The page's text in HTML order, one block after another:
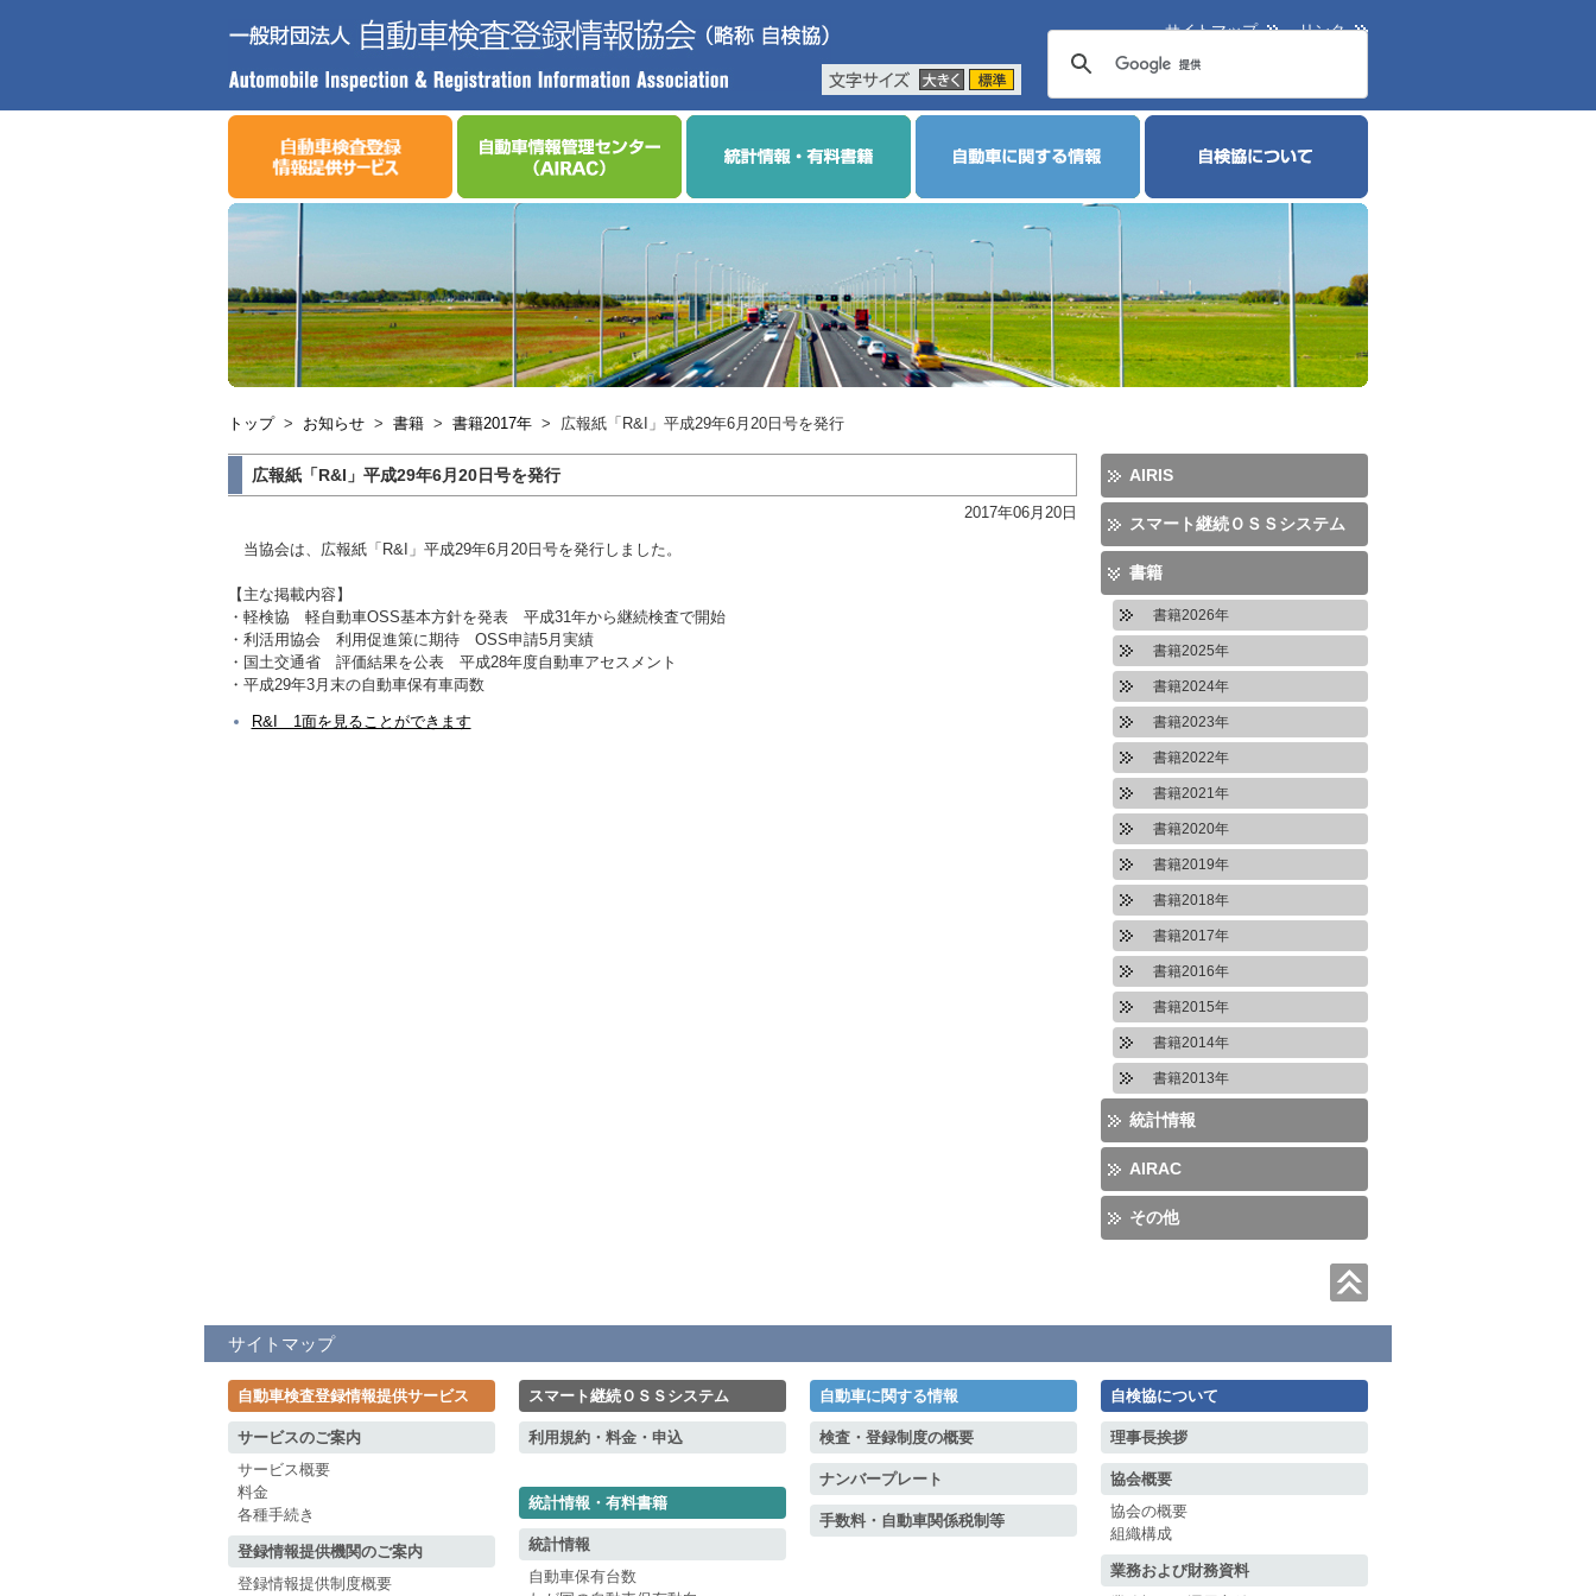
サイトマップ リンク
トップ > お知らせ > 書籍 > 書籍2017年 > 広報紙「R&I」平成29年6月20日号を発行
広報紙「R&I」平成29年6月20日号を発行
2017年06月20日
当協会は、広報紙「R&I」平成29年6月20日号を発行しました。
【主な掲載内容】
・軽検協 軽自動車OSS基本方針を発表 平成31年から継続検査で開始
・利活用協会 利用促進策に期待 OSS申請5月実績
・国土交通省 評価結果を公表 平成28年度自動車アセスメント
・平成29年3月末の自動車保有車両数
R&I 1面を見ることができます
AIRIS
スマート継続ＯＳＳシステム
書籍
書籍2026年
書籍2025年
書籍2024年
書籍2023年
書籍2022年
書籍2021年
書籍2020年
書籍2019年
書籍2018年
書籍2017年
書籍2016年
書籍2015年
書籍2014年
書籍2013年
統計情報
AIRAC
その他
サイトマップ
自動車検査登録情報提供サービス
サービスのご案内
サービス概要
料金
各種手続き
登録情報提供機関のご案内
登録情報提供制度概要
スマート継続ＯＳＳシステム
利用規約・料金・申込
統計情報・有料書籍
統計情報
自動車保有台数
自動車に関する情報
検査・登録制度の概要
ナンバープレート
手数料・自動車関係税制等
自検協について
理事長挨拶
協会概要
協会の概要
組織構成
業務および財務資料